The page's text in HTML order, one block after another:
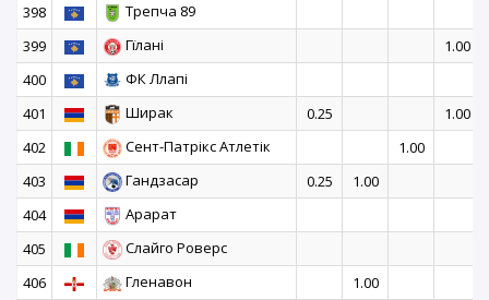
398
Трепча 89
399
Гїлані
1.00
400
ФК Ллапі
401
Ширак 0.25
1.00
402
Сент-Патрікс Атлетік
1.00
403
Гандзасар 0.25
1.00
404
Арарат
405
Слайго Роверс
406
Гленавон
1.00